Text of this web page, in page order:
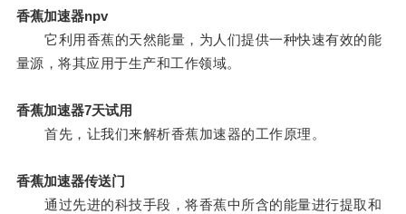
香蕉加速器npv
它利用香蕉的天然能量，为人们提供一种快速有效的能
量源，将其应用于生产和工作领域。
香蕉加速器7天试用
首先，让我们来解析香蕉加速器的工作原理。
香蕉加速器传送门
通过先进的科技手段，将香蕉中所含的能量进行提取和